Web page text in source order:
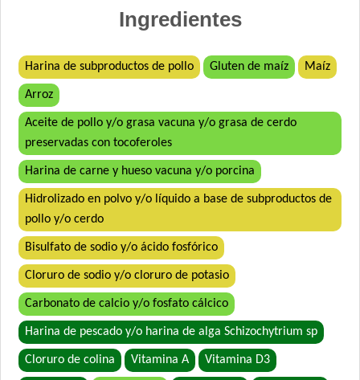
Nutrique Baby Cat & Kitten
Old Prince Premium Gatitos
Old Prince Proteínas Noveles Gatitos Cordero y Arroz Integral
Pro Plan Gato Cachorro
Raza Gatitos
Royal Canin Club Performance Kitten
Royal Canin Gato Mother & Babycat
Royal Canin Kitten
Sieger Gato Cachorro Inmuno Protect
Top Nutrition Gato Cachorro
Upper Crock Kitten
Vagoneta Gatitos
Vitalcan Balanced Kitten
Vitalcan Complete Gatitos
Vitalcan Premium Gatitos
Ingredientes
Harina de subproductos de pollo Gluten de maíz Maíz
Arroz
Aceite de pollo y/o grasa vacuna y/o grasa de cerdo
preservadas con tocoferoles
Harina de carne y hueso vacuna y/o porcina
Hidrolizado en polvo y/o líquido a base de subproductos de
pollo y/o cerdo
Bisulfato de sodio y/o ácido fosfórico
Cloruro de sodio y/o cloruro de potasio
Carbonato de calcio y/o fosfato cálcico
Harina de pescado y/o harina de alga Schizochytrium sp
Cloruro de colina Vitamina A Vitamina D3